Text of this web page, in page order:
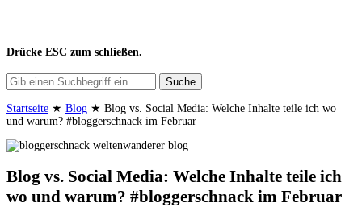
Drücke ESC zum schließen.
Suche
Startseite ★ Blog ★ Blog vs. Social Media: Welche Inhalte teile ich wo
und warum? #bloggerschnack im Februar
Blog vs. Social Media: Welche Inhalte teile ich
wo und warum? #bloggerschnack im Februar